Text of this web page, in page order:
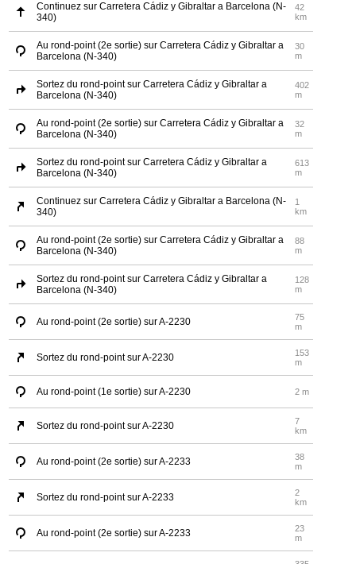
Continuez sur Carretera Cádiz y Gibraltar a Barcelona (N-
340)
42
km
Au rond-point (2e sortie) sur Carretera Cádiz y Gibraltar a
Barcelona (N-340)
30
m
Sortez du rond-point sur Carretera Cádiz y Gibraltar a
Barcelona (N-340)
402
m
Au rond-point (2e sortie) sur Carretera Cádiz y Gibraltar a
Barcelona (N-340)
32
m
Sortez du rond-point sur Carretera Cádiz y Gibraltar a
Barcelona (N-340)
613
m
Continuez sur Carretera Cádiz y Gibraltar a Barcelona (N-
340)
1
km
Au rond-point (2e sortie) sur Carretera Cádiz y Gibraltar a
Barcelona (N-340)
88
m
Sortez du rond-point sur Carretera Cádiz y Gibraltar a
Barcelona (N-340)
128
m
Au rond-point (2e sortie) sur A-2230
75
m
Sortez du rond-point sur A-2230
153
m
Au rond-point (1e sortie) sur A-2230 2 m
Sortez du rond-point sur A-2230
7
km
Au rond-point (2e sortie) sur A-2233
38
m
Sortez du rond-point sur A-2233
2
km
Au rond-point (2e sortie) sur A-2233
23
m